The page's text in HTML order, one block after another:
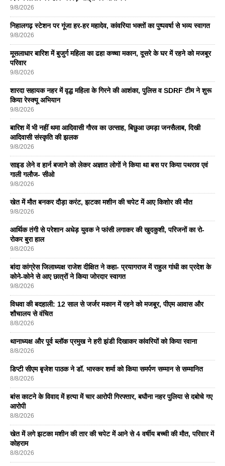
9/8/2026
निहालगढ़ स्टेशन पर गूंजा हर-हर महादेव, कांवरिया भक्तों का पुष्पवर्षा से भव्य स्वागत
9/8/2026
मूसलाधार बारिश में बुजुर्ग महिला का ढहा कच्चा मकान, दूसरे के घर में रहने को मजबूर
परिवार
9/8/2026
शारदा सहायक नहर में वृद्ध महिला के गिरने की आशंका, पुलिस व SDRF टीम ने शुरू
किया रेस्क्यू अभियान
9/8/2026
बारिश में भी नहीं थमा आदिवासी गौरव का उत्साह, बिछुआ उमड़ा जनसैलाब, दिखी
आदिवासी संस्कृति की झलक
9/8/2026
साइड लेने व हार्न बजाने को लेकर अज्ञात लोगों ने किया था बस पर किया पथराव एवं
गाली गलौज- सीओ
9/8/2026
खेत में मौत बनकर दौड़ा करंट, झटका मशीन की चपेट में आए किशोर की मौत
9/8/2026
आर्थिक तंगी से परेशान अधेड़ युवक ने फांसी लगाकर की खुदकुशी, परिजनों का रो-
रोकर बुरा हाल
9/8/2026
बांदा कांग्रेस जिलाध्यक्ष राजेश दीक्षित ने कहा- प्रयागराज में राहुल गांधी का प्रदेश के
कोने-कोने से आए छात्रों ने किया जोरदार स्वागत
9/8/2026
विधवा की बदहाली: 12 साल से जर्जर मकान में रहने को मजबूर, पीएम आवास और
शौचालय से वंचित
8/8/2026
थानाध्यक्ष और पूर्व ब्लॉक प्रमुख ने हरी झंडी दिखाकर कांवरियों को किया रवाना
8/8/2026
डिप्टी सीएम बृजेश पाठक ने डॉ. भास्कर शर्मा को किया समर्पण सम्मान से सम्मानित
8/8/2026
बांस काटने के विवाद में हत्या में चार आरोपी गिरफ्तार, बघौना नहर पुलिया से दबोचे गए
आरोपी
8/8/2026
खेत में लगे झटका मशीन की तार की चपेट में आने से 4 वर्षीय बच्ची की मौत, परिवार में
कोहराम
8/8/2026